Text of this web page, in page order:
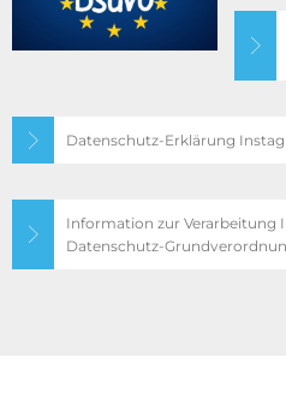
Datenschutz-Erklärung
Information zur Verarbeitung
Datenschutz-